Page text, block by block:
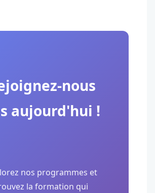
nous
aujourd'hui !
nos programmes et
la formation qui